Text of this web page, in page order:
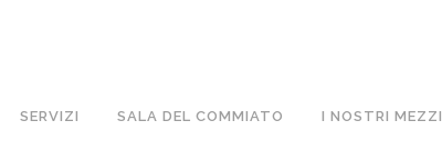
SERVIZI SALA DEL COMMIATO I NOSTRI MEZZI